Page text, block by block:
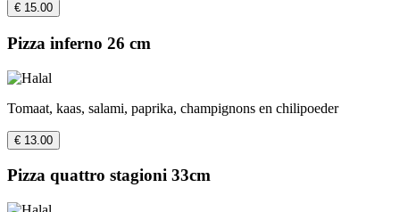
€ 15.00
Pizza inferno 26 cm
Tomaat, kaas, salami, paprika, champignons en chilipoeder
€ 13.00
Pizza quattro stagioni 33cm